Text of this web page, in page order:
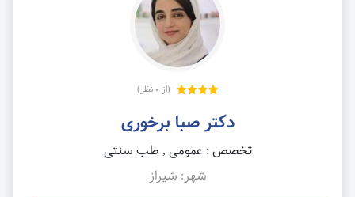
(از 0 نظر)
دکتر صبا برخوری
تخصص : عمومی , طب سنتی
شهر: شیراز